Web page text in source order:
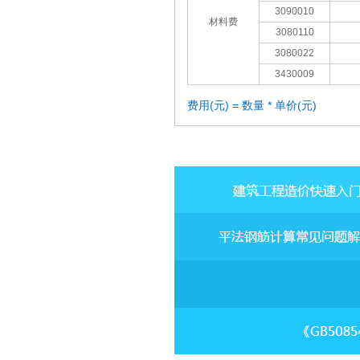
材料费
3090010
3080110
3080022
3430009
费用(元) = 数量 * 单价(元)